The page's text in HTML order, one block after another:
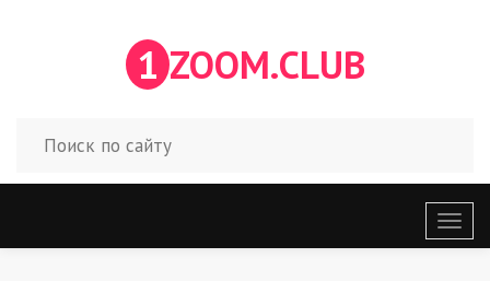
1 ZOOM.CLUB
меню